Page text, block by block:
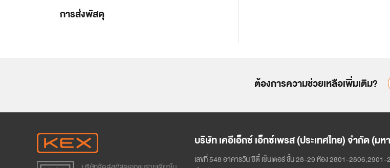
การส่งพัสดุ
ต้องการความช่วยเหลือเพิ่มเติม?
บริษัท เคอีเอ็กซ์ เอ็กซ์เพรส (ประเทศไทย) จำกัด (มห
เลขที่ 548 อาคารวัน ซิตี้ เซ็นเตอร์ ชั้น 28-29 ห้อง 2801-